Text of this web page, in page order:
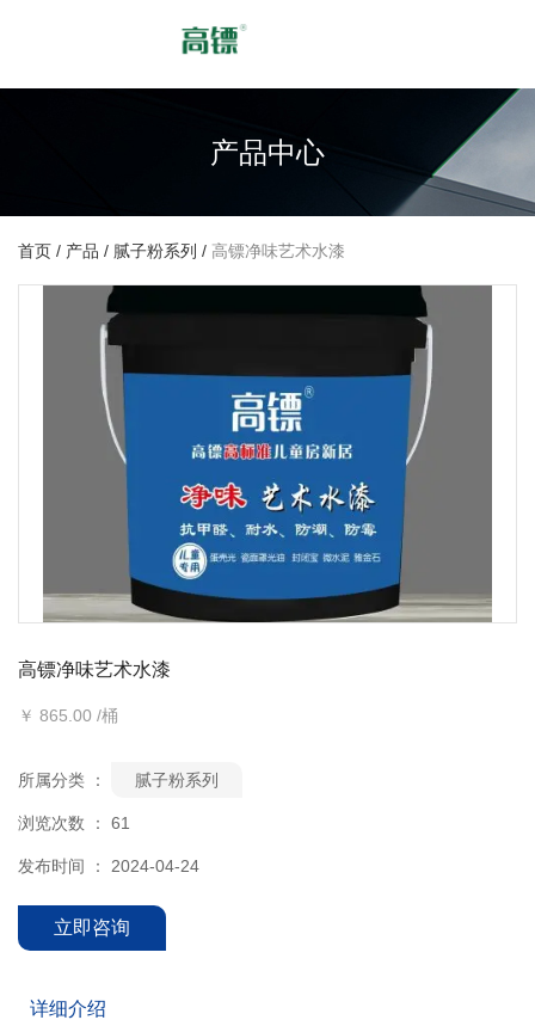
产品中心
首页 / 产品 / 腻子粉系列 / 高镖净味艺术水漆
高镖净味艺术水漆
￥ 865.00 /桶
所属分类 ： 腻子粉系列
浏览次数 ： 61
发布时间 ： 2024-04-24
立即咨询
详细介绍